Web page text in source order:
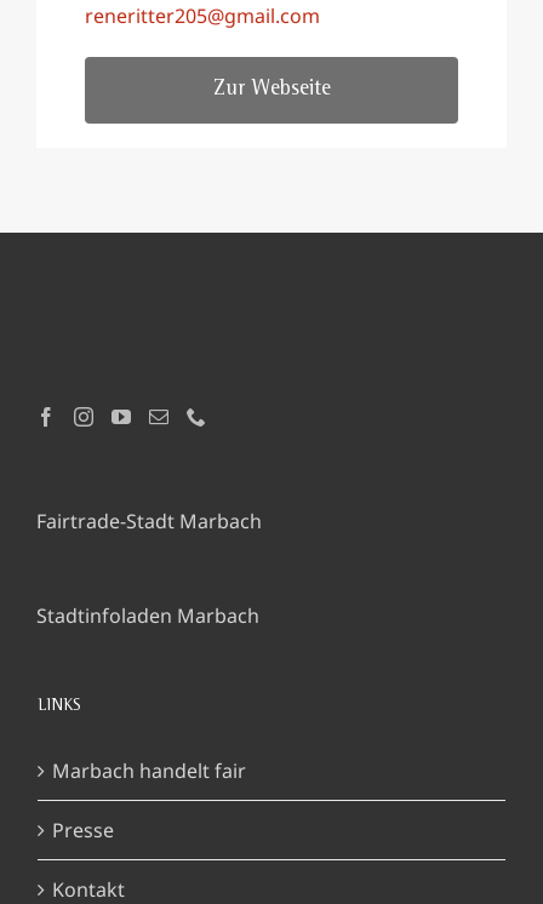
reneritter205@gmail.com
Zur Webseite
Fairtrade-Stadt Marbach
Stadtinfoladen Marbach
LINKS
Marbach handelt fair
Presse
Kontakt